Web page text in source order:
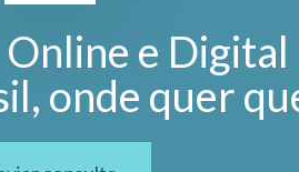
e Digital
onde quer